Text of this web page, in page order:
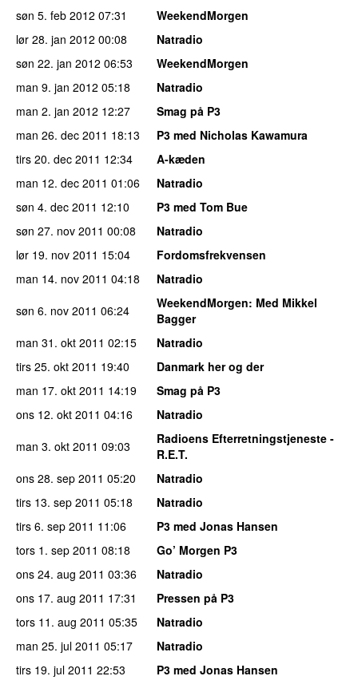
søn 5. feb 2012 07:31
WeekendMorgen
lør 28. jan 2012 00:08
Natradio
søn 22. jan 2012 06:53
WeekendMorgen
man 9. jan 2012 05:18
Natradio
man 2. jan 2012 12:27
Smag på P3
man 26. dec 2011 18:13
P3 med Nicholas Kawamura
tirs 20. dec 2011 12:34
A-kæden
man 12. dec 2011 01:06
Natradio
søn 4. dec 2011 12:10
P3 med Tom Bue
søn 27. nov 2011 00:08
Natradio
lør 19. nov 2011 15:04
Fordomsfrekvensen
man 14. nov 2011 04:18
Natradio
søn 6. nov 2011 06:24 WeekendMorgen: Med Mikkel
Bagger
man 31. okt 2011 02:15
Natradio
tirs 25. okt 2011 19:40
Danmark her og der
man 17. okt 2011 14:19
Smag på P3
ons 12. okt 2011 04:16
Natradio
man 3. okt 2011 09:03
Radioens Efterretningstjeneste -
R.E.T.
ons 28. sep 2011 05:20
Natradio
tirs 13. sep 2011 05:18
Natradio
tirs 6. sep 2011 11:06
P3 med Jonas Hansen
tors 1. sep 2011 08:18
Go’ Morgen P3
ons 24. aug 2011 03:36
Natradio
ons 17. aug 2011 17:31
Pressen på P3
tors 11. aug 2011 05:35
Natradio
man 25. jul 2011 05:17
Natradio
tirs 19. jul 2011 22:53
P3 med Jonas Hansen